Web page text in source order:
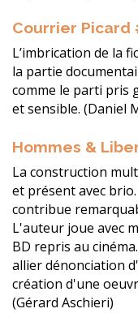
Courrier
L’imbrication de la
la partie
comme le parti pris
et sensible. (Daniel
Hommes &
La construction
et présent avec
contribue
L'auteur joue avec
BD repris au
allier dénonciation
création d'une
(Gérard Aschieri)